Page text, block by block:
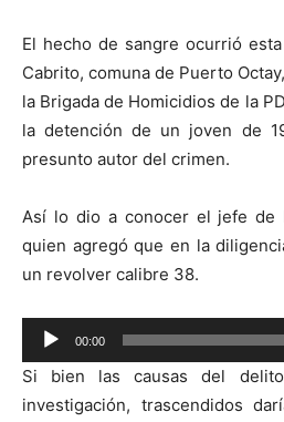
El hecho de sangre ocurrió
Cabrito, comuna de Puerto
la Brigada de Homicidios de la
la detención de un joven de
presunto autor del crimen.
Así lo dio a conocer el jefe de
quien agregó que en la
un revolver calibre 38.
Reproductor
de
audio
00:00
Si bien las causas del
investigación, trascendidos